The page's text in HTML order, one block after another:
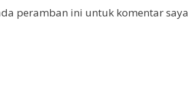
peramban ini untuk komentar saya